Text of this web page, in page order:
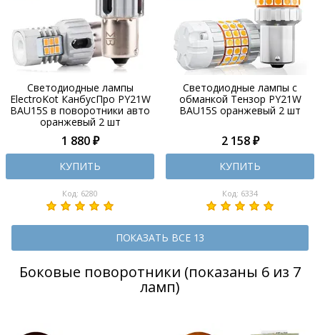
Светодиодные лампы
ElectroKot КанбусПро PY21W
BAU15S в поворотники авто
оранжевый 2 шт
1 880 ₽
КУПИТЬ
Код: 6280
Светодиодные лампы с
обманкой Тензор PY21W
BAU15S оранжевый 2 шт
2 158 ₽
КУПИТЬ
Код: 6334
ПОКАЗАТЬ ВСЕ 13
Боковые поворотники (показаны 6 из 7
ламп)